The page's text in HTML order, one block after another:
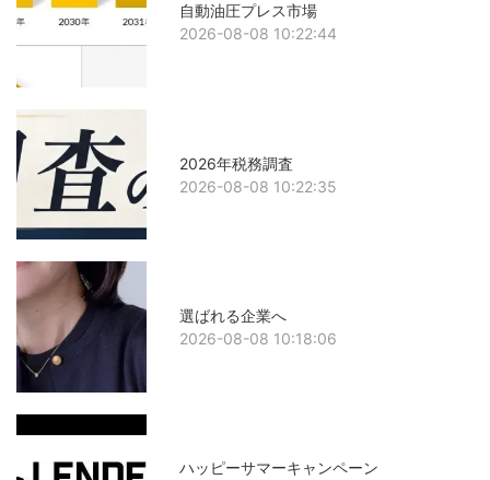
自動油圧プレス市場
2026-08-08 10:22:44
2026年税務調査
2026-08-08 10:22:35
選ばれる企業へ
2026-08-08 10:18:06
ハッピーサマーキャンペーン